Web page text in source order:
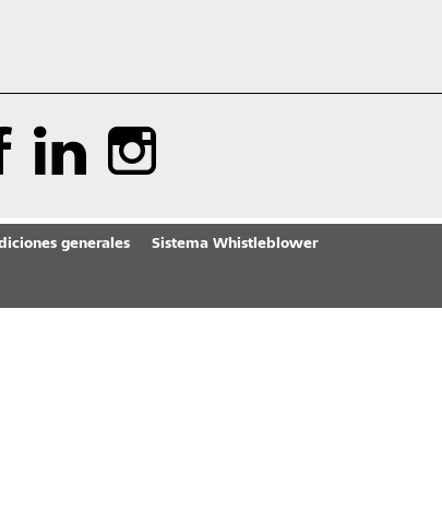
generales
Sistema Whistleblower